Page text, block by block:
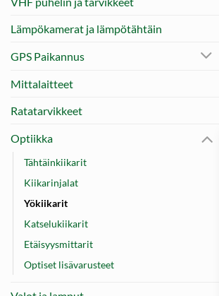
Lämpökamerat ja lämpötähtäin
GPS Paikannus
Mittalaitteet
Ratatarvikkeet
Optiikka
Tähtäinkiikarit
Kiikarinjalat
Yökiikarit
Katselukiikarit
Etäisyysmittarit
Optiset lisävarusteet